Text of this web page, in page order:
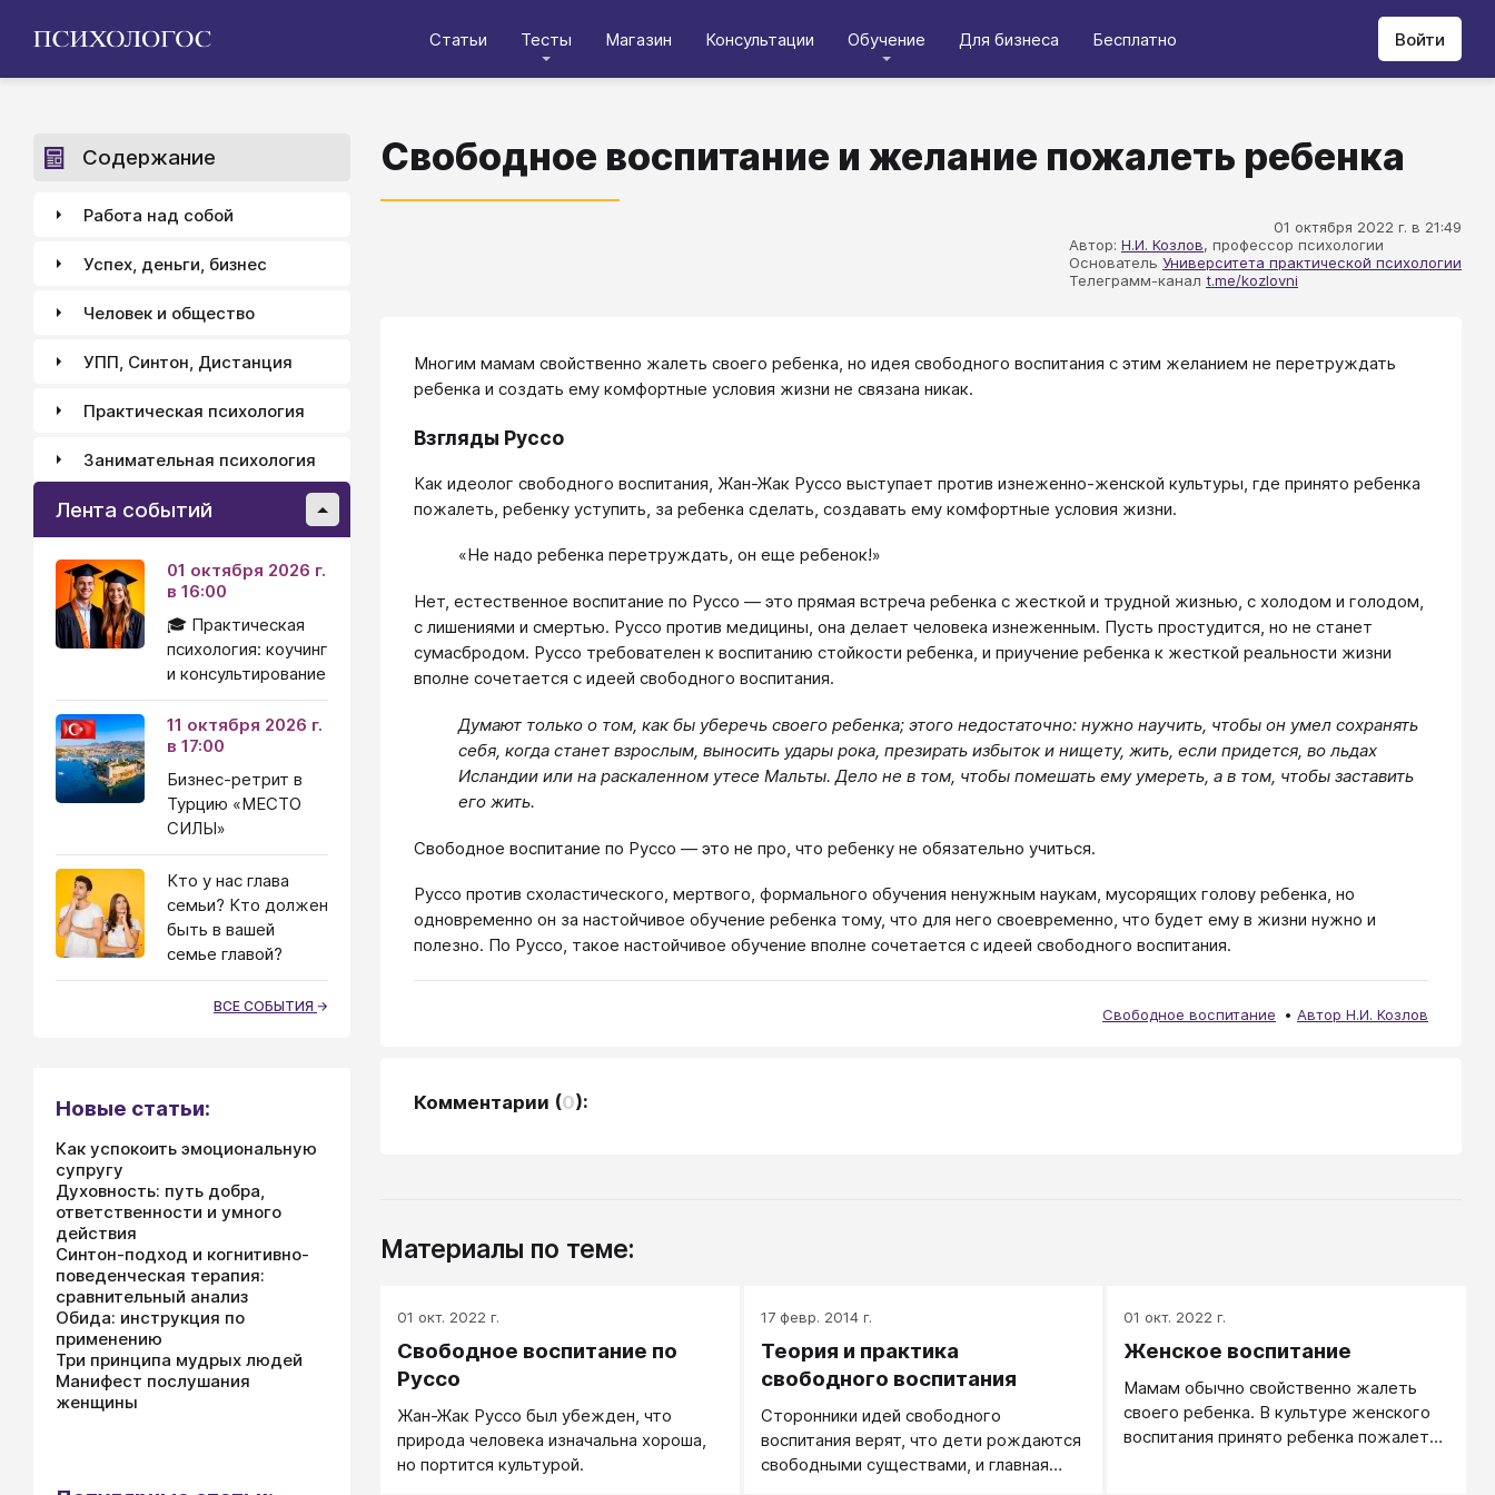
Статьи Тесты Магазин Консультации Обучение Для бизнеса Бесплатно Войти
Свободное воспитание и желание пожалеть ребенка
01 октября 2022 г. в 21:49
Автор: Н.И. Козлов, профессор психологии
Основатель Университета практической психологии
Телеграмм-канал t.me/kozlovni
Многим мамам свойственно жалеть своего ребенка, но идея свободного воспитания с этим желанием не перетруждать
ребенка и создать ему комфортные условия жизни не связана никак.
Взгляды Руссо
Как идеолог свободного воспитания, Жан-Жак Руссо выступает против изнеженно-женской культуры, где принято ребенка
пожалеть, ребенку уступить, за ребенка сделать, создавать ему комфортные условия жизни.
«Не надо ребенка перетруждать, он еще ребенок!»
Нет, естественное воспитание по Руссо — это прямая встреча ребенка с жесткой и трудной жизнью, с холодом и голодом,
с лишениями и смертью. Руссо против медицины, она делает человека изнеженным. Пусть простудится, но не станет
сумасбродом. Руссо требователен к воспитанию стойкости ребенка, и приучение ребенка к жесткой реальности жизни
вполне сочетается с идеей свободного воспитания.
Думают только о том, как бы уберечь своего ребенка; этого недостаточно: нужно научить, чтобы он умел сохранять
себя, когда станет взрослым, выносить удары рока, презирать избыток и нищету, жить, если придется, во льдах
Исландии или на раскаленном утесе Мальты. Дело не в том, чтобы помешать ему умереть, а в том, чтобы заставить
его жить.
Свободное воспитание по Руссо — это не про, что ребенку не обязательно учиться.
Руссо против схоластического, мертвого, формального обучения ненужным наукам, мусорящих голову ребенка, но
одновременно он за настойчивое обучение ребенка тому, что для него своевременно, что будет ему в жизни нужно и
полезно. По Руссо, такое настойчивое обучение вполне сочетается с идеей свободного воспитания.
Свободное воспитание Автор Н.И. Козлов
Комментарии (0):
Материалы по теме:
01 окт. 2022 г.
Свободное воспитание по
Руссо
Жан-Жак Руссо был убежден, что
природа человека изначальна хороша,
но портится культурой.
17 февр. 2014 г.
Теория и практика
свободного воспитания
Сторонники идей свободного
воспитания верят, что дети рождаются
свободными существами, и главная
01 окт. 2022 г.
Женское воспитание
Мамам обычно свойственно жалеть
своего ребенка. В культуре женского
воспитания принято ребенка пожалеть,
Содержание
Работа над собой
Успех, деньги, бизнес
Человек и общество
УПП, Синтон, Дистанция
Практическая психология
Занимательная психология
Лента событий
01 октября 2026 г.
в 16:00
🎓 Практическая
психология: коучинг
и консультирование
11 октября 2026 г.
в 17:00
Бизнес-ретрит в
Турцию «МЕСТО
СИЛЫ»
Кто у нас глава
семьи? Кто должен
быть в вашей
семье главой?
ВСЕ СОБЫТИЯ
Новые статьи:
Как успокоить эмоциональную
супругу
Духовность: путь добра,
ответственности и умного
действия
Синтон-подход и когнитивно-
поведенческая терапия:
сравнительный анализ
Обида: инструкция по
применению
Три принципа мудрых людей
Манифест послушания
женщины